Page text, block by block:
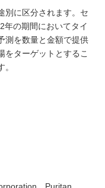
別に区分されます。セ
年の期間においてタイ
測を数量と金額で提供
をターゲットとするこ